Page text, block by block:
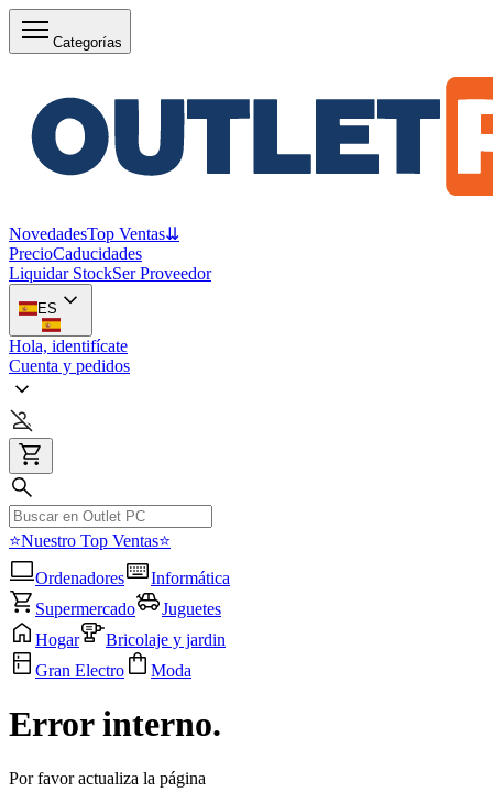
Categorías
NovedadesTop Ventas⇊
PrecioCaducidades
Liquidar StockSer Proveedor
ES
Hola, identifícate
Cuenta y pedidos
⭐Nuestro Top Ventas⭐
Ordenadores
Informática
Supermercado
Juguetes
Hogar
Bricolaje y jardin
Gran Electro
Moda
Error interno.
Por favor actualiza la página